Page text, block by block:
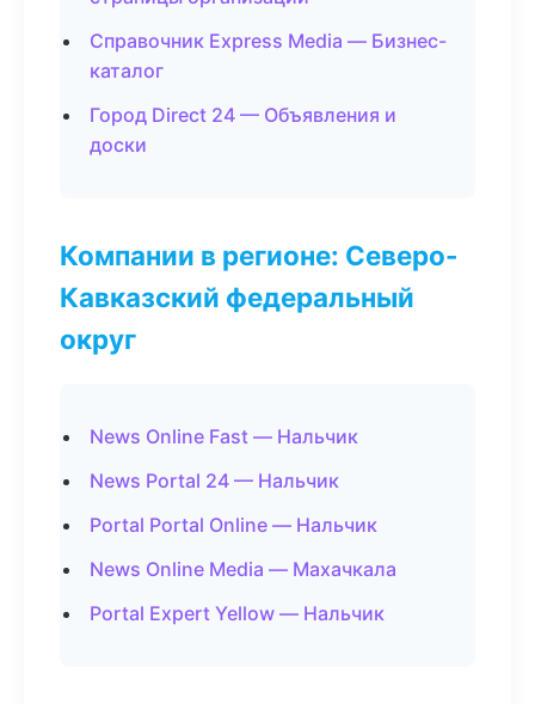
Справочник Express Media — Бизнес-
каталог
Город Direct 24 — Объявления и
доски
Компании в регионе: Северо-
Кавказский федеральный
округ
News Online Fast — Нальчик
News Portal 24 — Нальчик
Portal Portal Online — Нальчик
News Online Media — Махачкала
Portal Expert Yellow — Нальчик